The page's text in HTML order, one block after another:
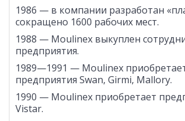
1986 — в компании разработан
сокращено 1600 рабочих мест.
1988 — Moulinex выкуплен
предприятия.
1989—1991 — Moulinex
предприятия Swan, Girmi, Mallory.
1990 — Moulinex приобретает
Vistar.